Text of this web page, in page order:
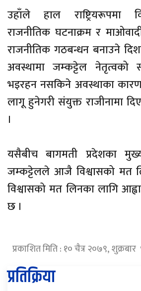
उहाँले हाल राष्ट्रियरूपमा
राजनीतिक घटनाक्रम र
राजनीतिक गठबन्धन बनाउने
अवस्थामा जम्कट्टेल नेतृत्वको
भइरहन नसकिने अवस्थाका
लागू हुनेगरी संयुक्त राजीनामा
।
यसैबीच बागमती प्रदेशका
जम्कट्टेलले आजै विश्वासको मत
विश्वासको मत लिनका लागि
छ ।
प्रकाशित मिति : १० चैत्र २०७९,
प्रतिक्रिया